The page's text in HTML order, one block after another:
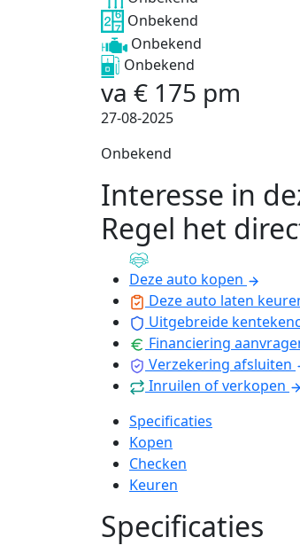
Onbekend
Onbekend
Onbekend
va € 175 pm
27-08-2025
Onbekend
Interesse in
Regel het
Deze auto kopen
Deze auto laten
Uitgebreide
Financiering
Verzekering afsluiten
Inruilen of verkopen
Specificaties
Kopen
Checken
Keuren
Specificaties